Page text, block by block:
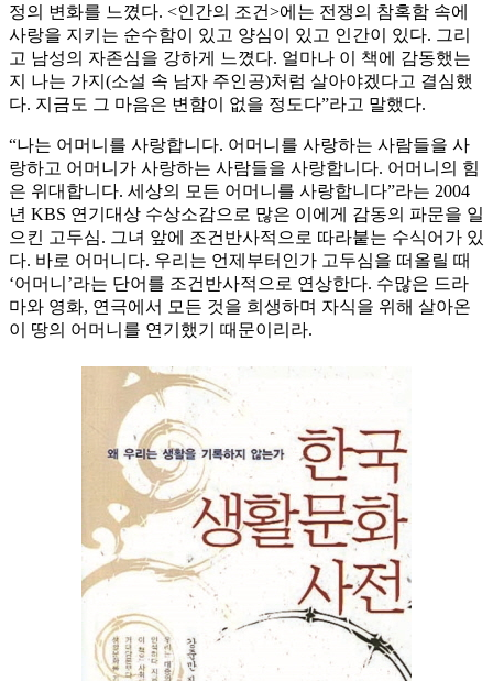
정의 변화를 느꼈다. <인간의 조건>에는 전쟁의 참혹함 속에
사랑을 지키는 순수함이 있고 양심이 있고 인간이 있다. 그리
고 남성의 자존심을 강하게 느꼈다. 얼마나 이 책에 감동했는
지 나는 가지(소설 속 남자 주인공)처럼 살아야겠다고 결심했
다. 지금도 그 마음은 변함이 없을 정도다”라고 말했다.
“나는 어머니를 사랑합니다. 어머니를 사랑하는 사람들을 사
랑하고 어머니가 사랑하는 사람들을 사랑합니다. 어머니의 힘
은 위대합니다. 세상의 모든 어머니를 사랑합니다”라는 2004
년 KBS 연기대상 수상소감으로 많은 이에게 감동의 파문을 일
으킨 고두심. 그녀 앞에 조건반사적으로 따라붙는 수식어가 있
다. 바로 어머니다. 우리는 언제부터인가 고두심을 떠올릴 때
‘어머니’라는 단어를 조건반사적으로 연상한다. 수많은 드라
마와 영화, 연극에서 모든 것을 희생하며 자식을 위해 살아온
이 땅의 어머니를 연기했기 때문이리라.